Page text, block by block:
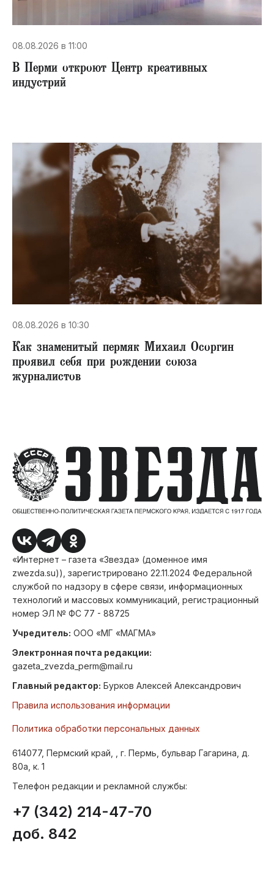
08.08.2026 в 11:00
В Перми откроют Центр креативных
индустрий
08.08.2026 в 10:30
​Как знаменитый пермяк Михаил Осоргин
проявил себя при рождении союза
журналистов
«Интернет – газета «Звезда» (доменное имя
zwezda.su)), зарегистрировано 22.11.2024 Федеральной
службой по надзору в сфере связи, информационных
технологий и массовых коммуникаций, регистрационный
номер ЭЛ № ФС 77 - 88725
Учредитель: ООО «МГ «МАГМА»
Электронная почта редакции:
gazeta_zvezda_perm@mail.ru
Главный редактор: Бурков Алексей Александрович
Правила использования информации
Политика обработки персональных данных
614077, Пермский край, , г. Пермь, бульвар Гагарина, д.
80а, к. 1
Телефон редакции и рекламной службы:
+7 (342) 214-47-70
доб. 842